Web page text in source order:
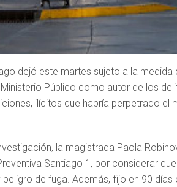
dejó este martes sujeto a la
Público como autor de los
ilícitos que habría perpetrado el
la magistrada Paola
Santiago 1, por considerar
de fuga. Además, fijo en 90 días